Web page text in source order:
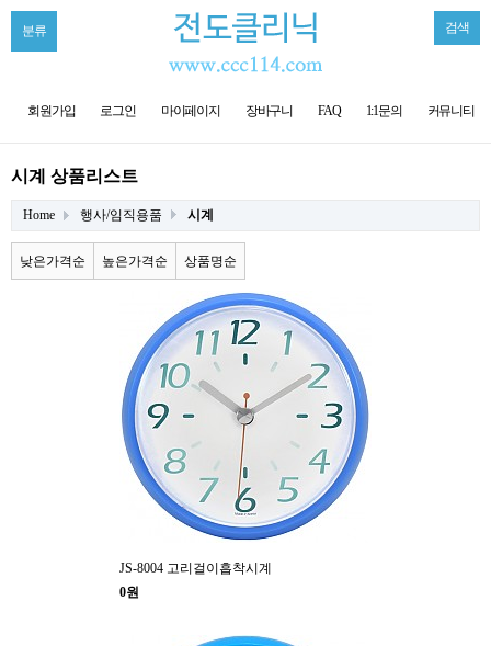
분류 검색
회원가입 로그인 마이페이지 장바구니 FAQ 1:1문의 커뮤니티
시계 상품리스트
Home 행사/임직용품 시계
낮은가격순 높은가격순 상품명순
JS-8004 고리걸이흡착시계
0원